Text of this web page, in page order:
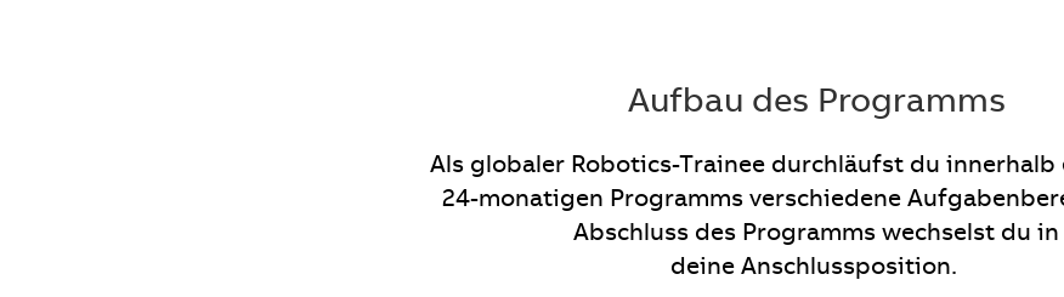
Aufbau des Programms
Als globaler Robotics-Trainee durchläufst du innerhalb
24-monatigen Programms verschiedene
Abschluss des Programms wechselst du in
deine Anschlussposition.